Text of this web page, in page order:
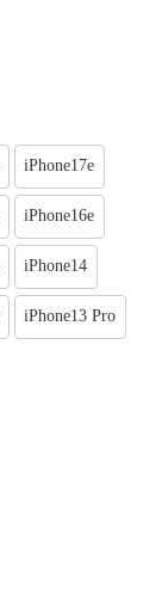
iPhone17e
iPhone16e
iPhone14
iPhone13 Pro